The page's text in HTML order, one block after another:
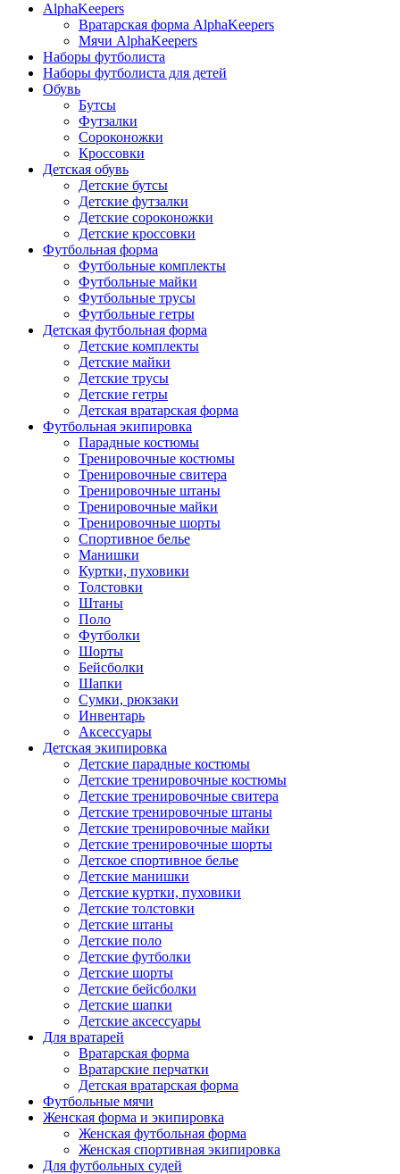
AlphaKeepers
Вратарская форма AlphaKeepers
Мячи AlphaKeepers
Наборы футболиста
Наборы футболиста для детей
Обувь
Бутсы
Футзалки
Сороконожки
Кроссовки
Детская обувь
Детские бутсы
Детские футзалки
Детские сороконожки
Детские кроссовки
Футбольная форма
Футбольные комплекты
Футбольные майки
Футбольные трусы
Футбольные гетры
Детская футбольная форма
Детские комплекты
Детские майки
Детские трусы
Детские гетры
Детская вратарская форма
Футбольная экипировка
Парадные костюмы
Тренировочные костюмы
Тренировочные свитера
Тренировочные штаны
Тренировочные майки
Тренировочные шорты
Спортивное белье
Манишки
Куртки, пуховики
Толстовки
Штаны
Поло
Футболки
Шорты
Бейсболки
Шапки
Сумки, рюкзаки
Инвентарь
Аксессуары
Детская экипировка
Детские парадные костюмы
Детские тренировочные костюмы
Детские тренировочные свитера
Детские тренировочные штаны
Детские тренировочные майки
Детские тренировочные шорты
Детское спортивное белье
Детские манишки
Детские куртки, пуховики
Детские толстовки
Детские штаны
Детские поло
Детские футболки
Детские шорты
Детские бейсболки
Детские шапки
Детские аксессуары
Для вратарей
Вратарская форма
Вратарские перчатки
Детская вратарская форма
Футбольные мячи
Женская форма и экипировка
Женская футбольная форма
Женская спортивная экипировка
Для футбольных судей